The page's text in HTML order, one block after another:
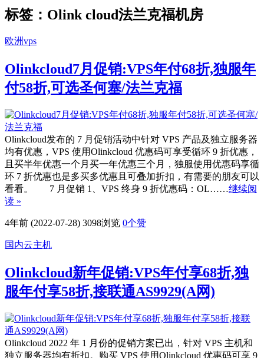
标签：Olink cloud法兰克福机房
欧洲vps
Olinkcloud7月促销:VPS年付68折,独服年
付58折,可选圣何塞/法兰克福
Olinkcloud发布的 7 月促销活动中针对 VPS 产品及独立服务器
均有优惠，VPS 使用Olinkcloud 优惠码可享受循环 9 折优惠，
且买半年优惠一个月买一年优惠三个月，独服使用优惠码享循
环 7 折优惠也是多买多优惠且可叠加折扣，有需要的朋友可以
看看。 7 月促销 1、VPS 终身 9 折优惠码：OL……继续阅
读 »
4年前 (2022-07-28) 3098浏览 0个赞
国内云主机
Olinkcloud新年促销:VPS年付享68折,独
服年付享58折,接联通AS9929(A网)
Olinkcloud 2022 年 1 月份的促销方案已出，针对 VPS 主机和
独立服务器均有折扣。购买 VPS 使用Olinkcloud 优惠码可享 9